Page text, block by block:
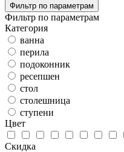
Фильтр по параметрам
Фильтр по параметрам
Категория
ванна
перила
подоконник
ресепшен
стол
столешница
ступени
Цвет
Скидка